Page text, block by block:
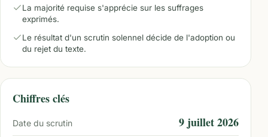
La majorité requise s'apprécie sur les suffrages
exprimés.
Le résultat d'un scrutin solennel décide de l'adoption ou
du rejet du texte.
Chiffres clés
Date du scrutin 9 juillet 2026